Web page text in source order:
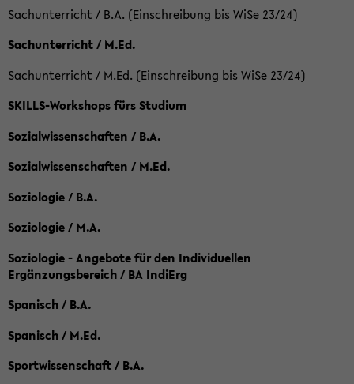
Sachunterricht / B.A. (Einschreibung bis WiSe 23/24)
Sachunterricht / M.Ed.
Sachunterricht / M.Ed. (Einschreibung bis WiSe 23/24)
SKILLS-Workshops fürs Studium
Sozialwissenschaften / B.A.
Sozialwissenschaften / M.Ed.
Soziologie / B.A.
Soziologie / M.A.
Soziologie - Angebote für den Individuellen
Ergänzungsbereich / BA IndiErg
Spanisch / B.A.
Spanisch / M.Ed.
Sportwissenschaft / B.A.